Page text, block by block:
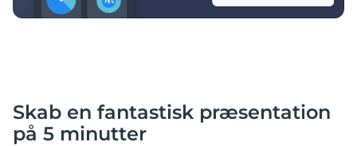
Skab en fantastisk præsentation
på 5 minutter